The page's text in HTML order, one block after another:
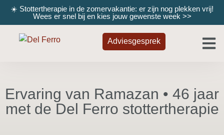
☀️ Stottertherapie in de zomervakantie: er zijn nog plekken vrij!
Wees er snel bij en kies jouw gewenste week >>
Adviesgesprek
Ervaring van Ramazan • 46 jaar
met de Del Ferro stottertherapie